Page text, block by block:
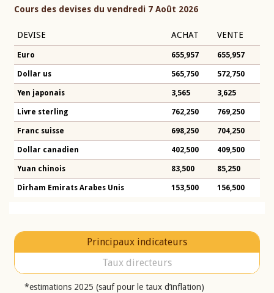
Cours des devises du vendredi 7 Août 2026
DEVISE ACHAT VENTE
Euro 655,957 655,957
Dollar us 565,750 572,750
Yen japonais 3,565 3,625
Livre sterling 762,250 769,250
Franc suisse 698,250 704,250
Dollar canadien 402,500 409,500
Yuan chinois 83,500 85,250
Dirham Emirats Arabes Unis 153,500 156,500
Principaux indicateurs
Taux directeurs
*estimations 2025 (sauf pour le taux d’inflation)